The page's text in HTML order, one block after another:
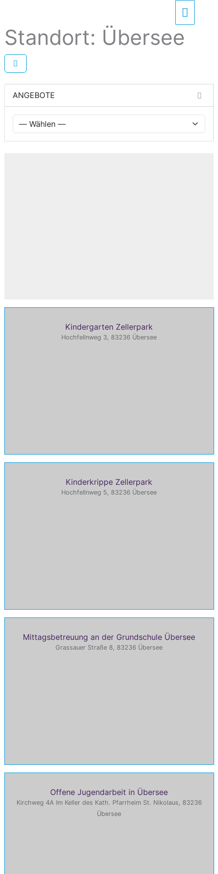
springen
Standort: Übersee
ANGEBOTE
Kindergarten Zellerpark
Hochfellnweg 3, 83236 Übersee
Kinderkrippe Zellerpark
Hochfellnweg 5, 83236 Übersee
Mittagsbetreuung an der Grundschule Übersee
Grassauer Straße 8, 83236 Übersee
Offene Jugendarbeit in Übersee
Kirchweg 4A Im Keller des Kath. Pfarrheim St. Nikolaus, 83236
Übersee